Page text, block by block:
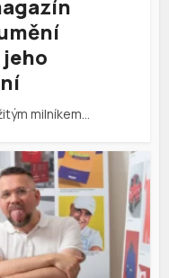
jeho
milníkem…